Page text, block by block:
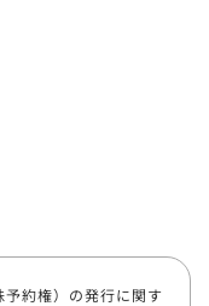
約権）の発行に関す